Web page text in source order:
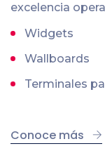
excelencia
Widgets
Wallboards
Terminales
Conoce más